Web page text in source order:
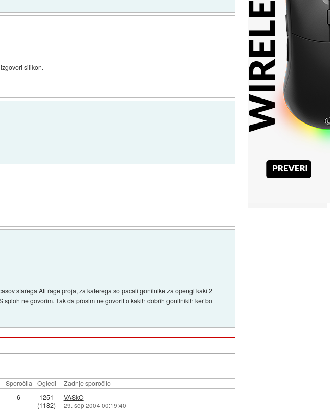
silikon.
starega Ati rage proja, za katerega so pacali gonilnike za opengl kaki 2
ne govorim. Tak da prosim ne govorit o kakih dobrih gonilnikih ker bo
Sporočila Ogledi Zadnje sporočilo
6
1251
(1182)
VASkO
29. sep 2004 00:19:40